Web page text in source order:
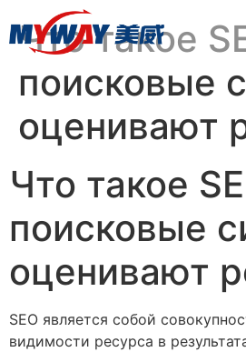
Что такое
поисковые
оценивают
Что такое
поисковые
оценивают
SEO является собой
видимости ресурса в